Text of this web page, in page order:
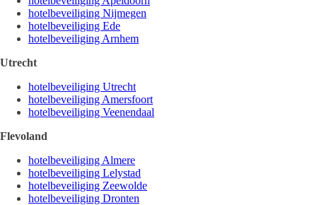
hotelbeveiliging Nijmegen
hotelbeveiliging Ede
hotelbeveiliging Arnhem
Utrecht
hotelbeveiliging Utrecht
hotelbeveiliging Amersfoort
hotelbeveiliging Veenendaal
Flevoland
hotelbeveiliging Almere
hotelbeveiliging Lelystad
hotelbeveiliging Zeewolde
hotelbeveiliging Dronten